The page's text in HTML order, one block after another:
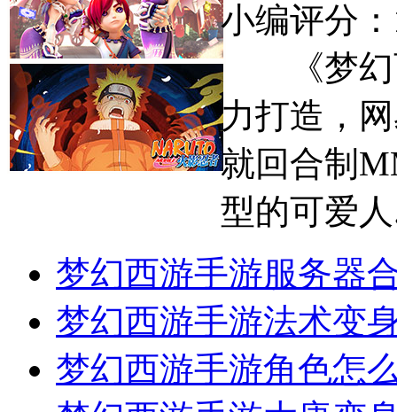
小编评分：
《梦幻西
力打造，
就回合制
型的可爱
梦幻西游手游服务器
梦幻西游手游法术变
梦幻西游手游角色怎